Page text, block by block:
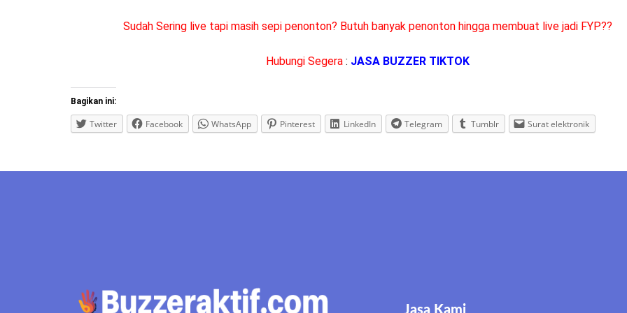
Sudah Sering live tapi masih sepi penonton? Butuh banyak penonton hingga membuat live jadi FYP??
Hubungi Segera: JASA BUZZER TIKTOK
Bagikan ini:
Twitter Facebook WhatsApp Pinterest LinkedIn Telegram Tumblr Surat elektronik
Jasa Kami